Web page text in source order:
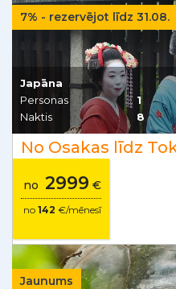
7% - rezervējot līdz 31.08.
Japāna
Personas
1
Naktis
8
No Osakas līdz
no 2999 €
no 142 €/mēnesī
Jaunums